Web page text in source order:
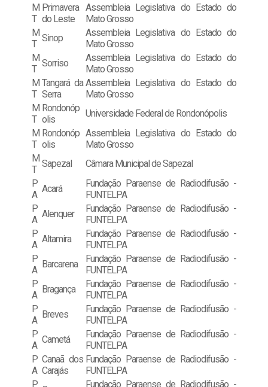
M
T
Primavera
do Leste
Assembleia Legislativa do Estado do
Mato Grosso
M
T
Sinop
Assembleia Legislativa do Estado do
Mato Grosso
M
T
Sorriso
Assembleia Legislativa do Estado do
Mato Grosso
M
T
Tangará da
Serra
Assembleia Legislativa do Estado do
Mato Grosso
M
T
Rondonóp
olis
Universidade Federal de Rondonópolis
M
T
Rondonóp
olis
Assembleia Legislativa do Estado do
Mato Grosso
M
T
Sapezal
Câmara Municipal de Sapezal
P
A
Acará
Fundação Paraense de Radiodifusão -
FUNTELPA
P
A
Alenquer
Fundação Paraense de Radiodifusão -
FUNTELPA
P
A
Altamira
Fundação Paraense de Radiodifusão -
FUNTELPA
P
A
Barcarena
Fundação Paraense de Radiodifusão -
FUNTELPA
P
A
Bragança
Fundação Paraense de Radiodifusão -
FUNTELPA
P
A
Breves
Fundação Paraense de Radiodifusão -
FUNTELPA
P
A
Cametá
Fundação Paraense de Radiodifusão -
FUNTELPA
P
A
Canaã dos
Carajás
Fundação Paraense de Radiodifusão -
FUNTELPA
P
Fundação Paraense de Radiodifusão -